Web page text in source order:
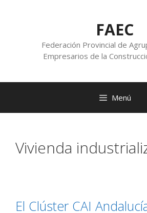
FAEC
Federación Provincial de
Empresarios de la
Menú
Vivienda
El Clúster CAI